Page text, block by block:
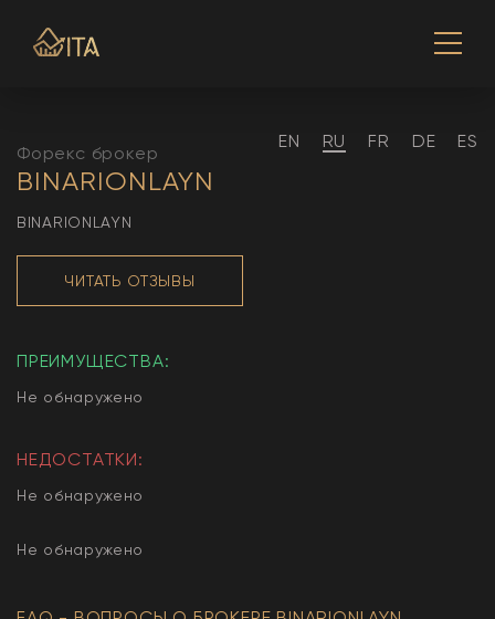
EN RU FR DE ES
Форекс брокер
BINARIONLAYN
BINARIONLAYN
ЧИТАТЬ ОТЗЫВЫ
ПРЕИМУЩЕСТВА:
Не обнаружено
НЕДОСТАТКИ:
Не обнаружено
Не обнаружено